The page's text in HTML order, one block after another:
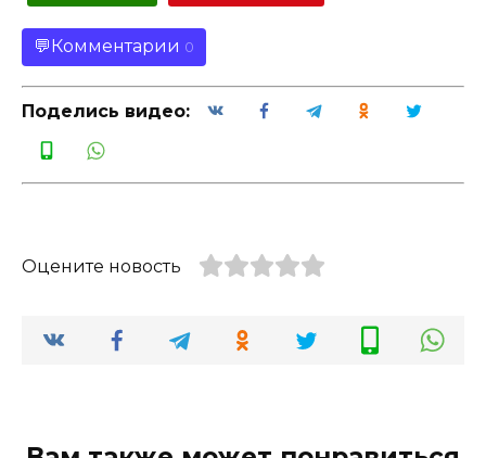
Комментарии 0
Поделись видео:
Оцените новость